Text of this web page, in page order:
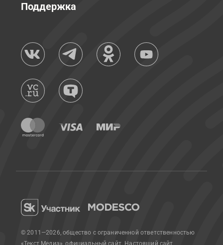
Поддержка
© 2011—2026, общество с ограниченной ответственностью
«Текст Медиа», официальный сайт. Настоящий сайт